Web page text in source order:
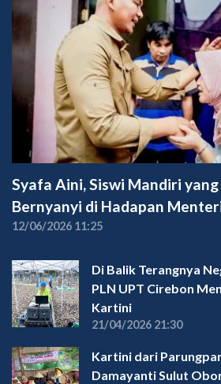
Syafa Aini, Siswi Mandiri
Bernyanyi di Hadapan
12/06/2026 11:25
Di Balik Terangnya
PLN UPT Cirebon
Kartini
21/04/2026 21:30
Kartini dari
Damayanti Sulut